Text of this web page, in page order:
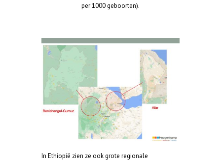
per 1000 geboorten).
In Ethiopië zien ze ook grote regionale